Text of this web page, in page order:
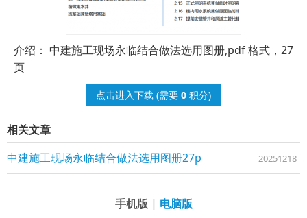
介绍： 中建施工现场永临结合做法选用图册,pdf 格式，27
页
点击进入下载 (需要 0 积分)
相关文章
中建施工现场永临结合做法选用图册27p
20251218
手机版 | 电脑版